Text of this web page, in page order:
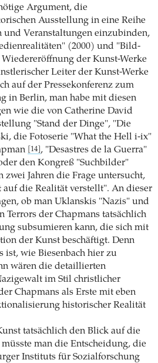
Argument, die
Ausstellung in eine Reihe
und Veranstaltungen einzubinden,
(2000) und "Bild-
der Kunst-Werke
Leiter der Kunst-Werke
auf der Pressekonferenz zum
in Berlin, man habe mit diesen
wie die von Catherine David
"Stand der Dinge", "Die
die Fotoserie "What the Hell i-ix"
[14] , "Desastres de la Guerra"
den Kongreß "Suchbilder"
zwei Jahren die Frage untersucht,
auf die Realität verstellt". An dieser
ob man Uklanskis "Nazis" und
Terrors der Chapmans tatsächlich
subsumieren kann, die sich mit
der Kunst beschäftigt. Denn
ist, wie Biesenbach hier zu
wären die detaillierten
im Stil christlicher
Chapmans als Erste mit eben
historischer Realität
tatsächlich den Blick auf die
man die Entscheidung, die
Instituts für Sozialforschung